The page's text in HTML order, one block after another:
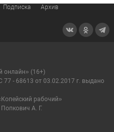
Подписка
Архив
онлайн» (16+)
- 68613 от 03.02.2017 г. выдано
рабочий»
А. Г.